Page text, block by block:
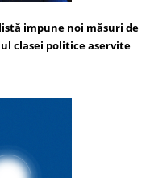
impune noi măsuri de
clasei politice aservite